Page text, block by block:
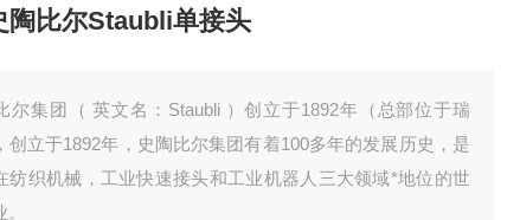
陶比尔Staubli单接头
尔集团（ 英文名：Staubli ）创立于1892年（总部位于瑞
创立于1892年，史陶比尔集团有着100多年的发展历史，是
纺织机械，工业快速接头和工业机器人三大领域*地位的世